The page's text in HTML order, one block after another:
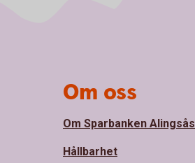
Om oss
Om Sparbanken Alingsås
Hållbarhet